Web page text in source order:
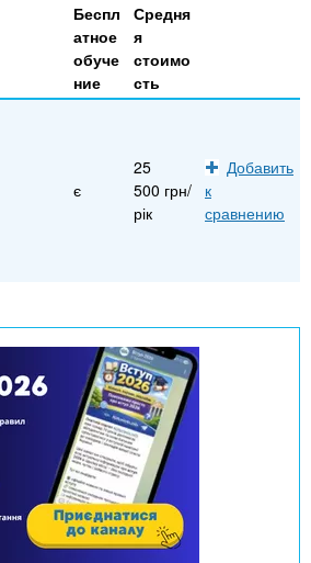
Онлайн курсы
Беспл
атное
обуче
ние
Средня
я
стоимо
сть
є
25
500 грн/
рік
Добавить
к
сравнению